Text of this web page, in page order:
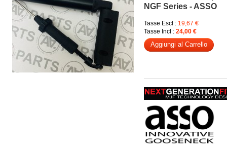
NGF Series - ASSO
Tasse Escl : 19,67 €
Tasse Incl : 24,00 €
Aggiungi al Carrello